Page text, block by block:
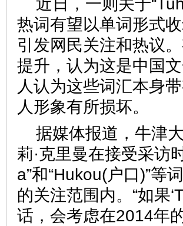
近日，一则关于
热词有望以单词形式
引发网民关注和热议
提升，认为这是中国
人认为这些词汇本身
人形象有所损坏。
据媒体报道，牛津
莉·克里曼在接受采访
a”和“Hukou(户口)”等
的关注范围内。“如果
话，会考虑在2014年